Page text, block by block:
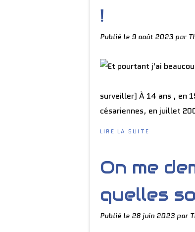
!
Publié le 9 août 2023 par
surveiller) À 14 ans , en
césariennes, en juillet
LIRE LA SUITE
On me
quelles
Publié le 28 juin 2023 par